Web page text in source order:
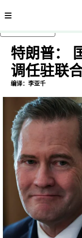
内容分类
特朗普：
调任驻联
编译：李亚千